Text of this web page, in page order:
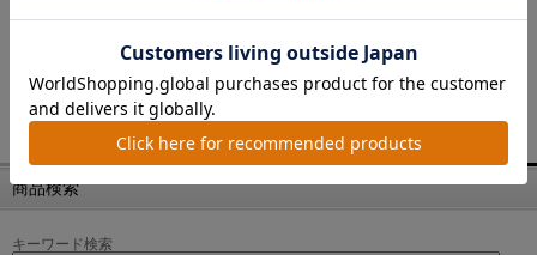
1 / 1ページ（全13件）
商品検索
キーワード検索